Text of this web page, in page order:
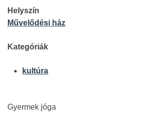
Helyszín
Művelődési ház
Kategóriák
kultúra
Gyermek jóga